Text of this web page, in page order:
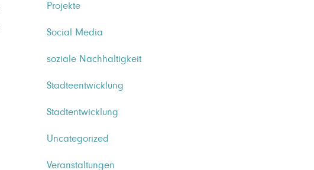
Projekte
Social Media
soziale Nachhaltigkeit
Stadteentwicklung
Stadtentwicklung
Uncategorized
Veranstaltungen